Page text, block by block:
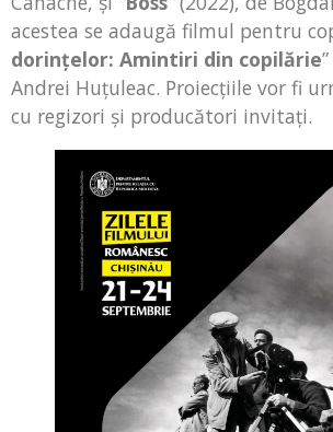
acestea se adaugă filmul pentru
dorinţelor: Amintiri din copilărie
Andrei Huţuleac. Proiecţiile vor fi
cu regizori şi producători invitaţi.